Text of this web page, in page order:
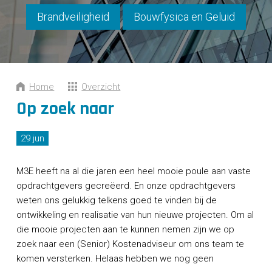
NIEUWS
CONTACT
Brandveiligheid Bouwfysica en Geluid
Home Overzicht
Op zoek naar
29 jun
M3E heeft na al die jaren een heel mooie poule aan vaste
opdrachtgevers gecreëerd. En onze opdrachtgevers
weten ons gelukkig telkens goed te vinden bij de
ontwikkeling en realisatie van hun nieuwe projecten. Om al
die mooie projecten aan te kunnen nemen zijn we op
zoek naar een (Senior) Kostenadviseur om ons team te
komen versterken. Helaas hebben we nog geen